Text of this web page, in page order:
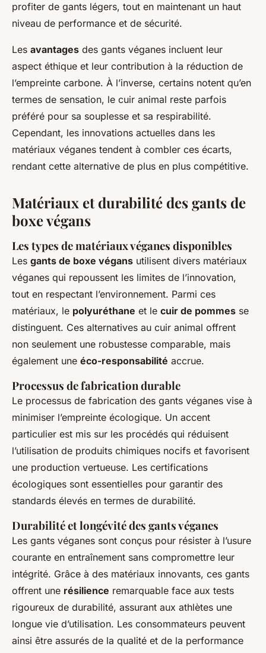
profiter de gants légers, tout en maintenant un haut
niveau de performance et de sécurité.
Les avantages des gants véganes incluent leur
aspect éthique et leur contribution à la réduction de
l’empreinte carbone. À l’inverse, certains notent qu’en
termes de sensation, le cuir animal reste parfois
préféré pour sa souplesse et sa respirabilité.
Cependant, les innovations actuelles dans les
matériaux véganes tendent à combler ces écarts,
rendant cette alternative de plus en plus compétitive.
Matériaux et durabilité des gants de
boxe végans
Les types de matériaux véganes disponibles
Les gants de boxe végans utilisent divers matériaux
véganes qui repoussent les limites de l’innovation,
tout en respectant l’environnement. Parmi ces
matériaux, le polyuréthane et le cuir de pommes se
distinguent. Ces alternatives au cuir animal offrent
non seulement une robustesse comparable, mais
également une éco-responsabilité accrue.
Processus de fabrication durable
Le processus de fabrication des gants véganes vise à
minimiser l’empreinte écologique. Un accent
particulier est mis sur les procédés qui réduisent
l’utilisation de produits chimiques nocifs et favorisent
une production vertueuse. Les certifications
écologiques sont essentielles pour garantir des
standards élevés en termes de durabilité.
Durabilité et longévité des gants véganes
Les gants véganes sont conçus pour résister à l’usure
courante en entraînement sans compromettre leur
intégrité. Grâce à des matériaux innovants, ces gants
offrent une résilience remarquable face aux tests
rigoureux de durabilité, assurant aux athlètes une
longue vie d’utilisation. Les consommateurs peuvent
ainsi être assurés de la qualité et de la performance